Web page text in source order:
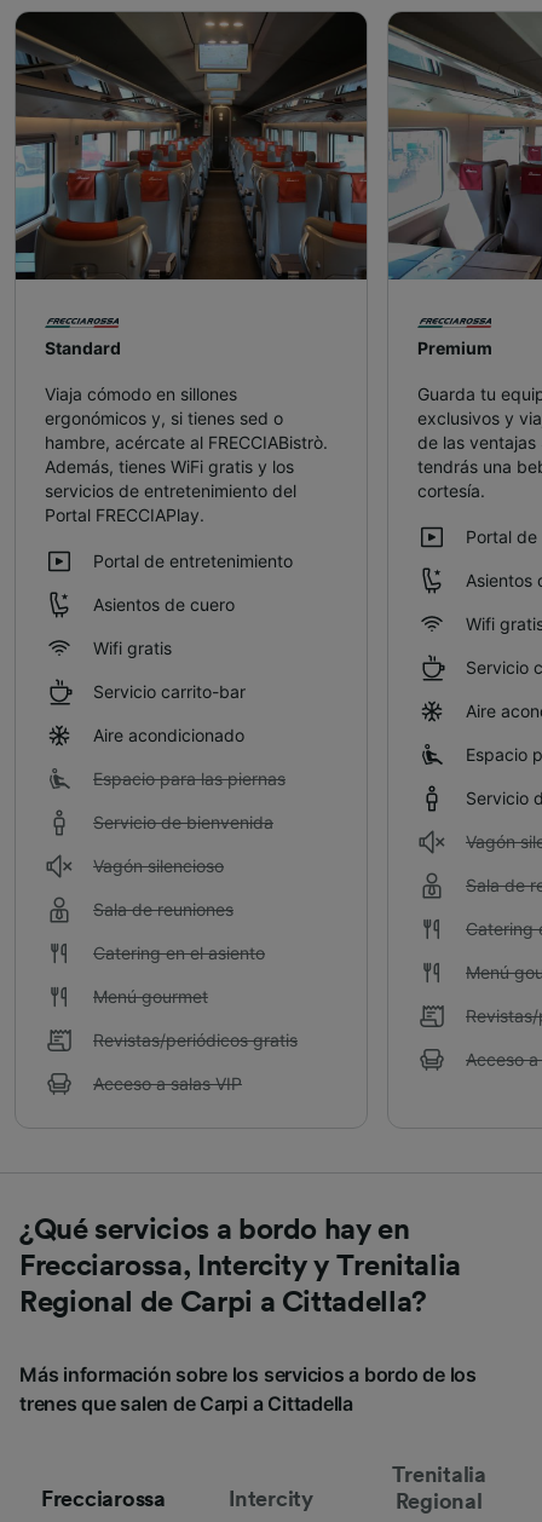
Standard
Viaja cómodo en sillones
ergonómicos y, si tienes sed o
hambre, acércate al FRECCIABistrò.
Además, tienes WiFi gratis y los
servicios de entretenimiento del
Portal FRECCIAPlay.
Portal de entretenimiento
Asientos de cuero
Wifi gratis
Servicio carrito-bar
Aire acondicionado
Espacio para las piernas
Servicio de bienvenida
Vagón silencioso
Sala de reuniones
Catering en el asiento
Menú gourmet
Revistas/periódicos gratis
Acceso a salas VIP
Premium
Guarda tu
exclusivos y
de las
tendrás una
cortesía.
Portal
Asientos
Wifi
Servicio
Aire
Espacio
Servicio
Vagón
Sala de
Catering
Menú
Acceso a
¿Qué servicios a bordo hay en
Frecciarossa, Intercity y Trenitalia
Regional de Carpi a Cittadella?
Más información sobre los servicios a bordo de los
trenes que salen de Carpi a Cittadella
Frecciarossa Intercity
Trenitalia
Regional